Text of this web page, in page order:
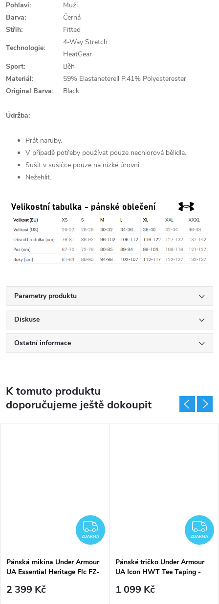
Pohlaví:
Muži
Barva:
Černá
Střih:
Fitted
Technologie:
4-Way Stretch
HeatGear
Sport:
Běh
Materiál:
59% Elastaneterell P,41% Polyesterester
Original Barva:
Black
Údržba:
Prát naruby.
V případě potřeby používat pouze nechlorová bělidla.
Sušit v sušičce pouze na nízké úrovni.
Nežehlit.
Parametry produktu
Diskuse
Ostatní informace
K tomuto produktu
doporučujeme ještě dokoupit
ZDARMA
ZDARMA
Pánská mikina Under Armour
UA Essential Heritage Flc FZ-
2 399 Kč
ZDARMA
Pánské tričko Under Armour
UA Icon HWT Tee Taping -
1 099 Kč